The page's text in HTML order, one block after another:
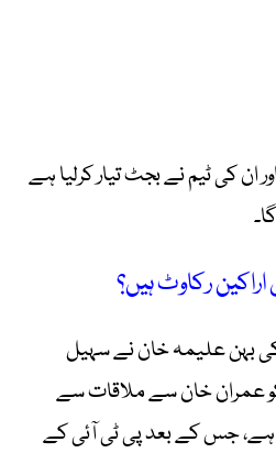
ان کی ٹیم نے بجٹ تیار کرلیا ہے
رکاوٹ ہیں؟
بہن علیمہ خان نے سہیل
عمران خان سے ملاقات سے
ہے، جس کے بعد پی ٹی آئی کے